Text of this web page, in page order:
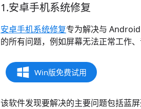
1.安卓手机系统修复
安卓手机系统修复专为解决与
的所有问题，例如屏幕无法正常工作
Win版免费试用
该软件发现要解决的主要问题包括蓝